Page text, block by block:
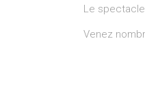
Le
Venez